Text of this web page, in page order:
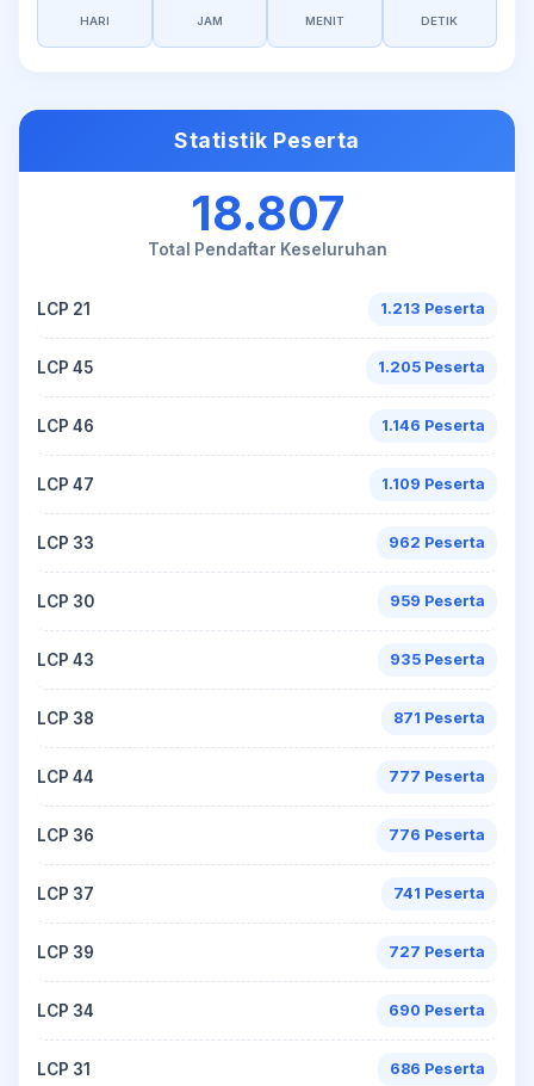
HARI JAM MENIT DETIK
Statistik Peserta
18.807
Total Pendaftar Keseluruhan
LCP 21 1.213 Peserta
LCP 45 1.205 Peserta
LCP 46 1.146 Peserta
LCP 47 1.109 Peserta
LCP 33 962 Peserta
LCP 30 959 Peserta
LCP 43 935 Peserta
LCP 38 871 Peserta
LCP 44 777 Peserta
LCP 36 776 Peserta
LCP 37 741 Peserta
LCP 39 727 Peserta
LCP 34 690 Peserta
LCP 31 686 Peserta